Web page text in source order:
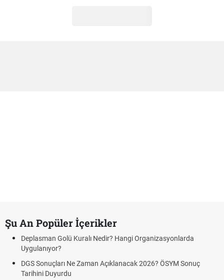
Şu An Popüler İçerikler
Deplasman Golü Kuralı Nedir? Hangi Organizasyonlarda
Uygulanıyor?
DGS Sonuçları Ne Zaman Açıklanacak 2026? ÖSYM Sonuç
Tarihini Duyurdu